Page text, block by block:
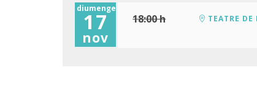
diumenge
17
nov
18:00 h TEATRE DE